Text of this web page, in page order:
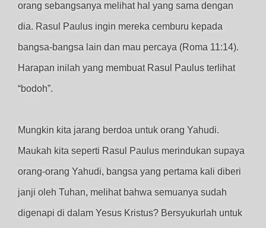
orang sebangsanya melihat hal yang sama dengan
dia. Rasul Paulus ingin mereka cemburu kepada
bangsa-bangsa lain dan mau percaya (Roma 11:14).
Harapan inilah yang membuat Rasul Paulus terlihat
“bodoh”.
Mungkin kita jarang berdoa untuk orang Yahudi.
Maukah kita seperti Rasul Paulus merindukan supaya
orang-orang Yahudi, bangsa yang pertama kali diberi
janji oleh Tuhan, melihat bahwa semuanya sudah
digenapi di dalam Yesus Kristus? Bersyukurlah untuk